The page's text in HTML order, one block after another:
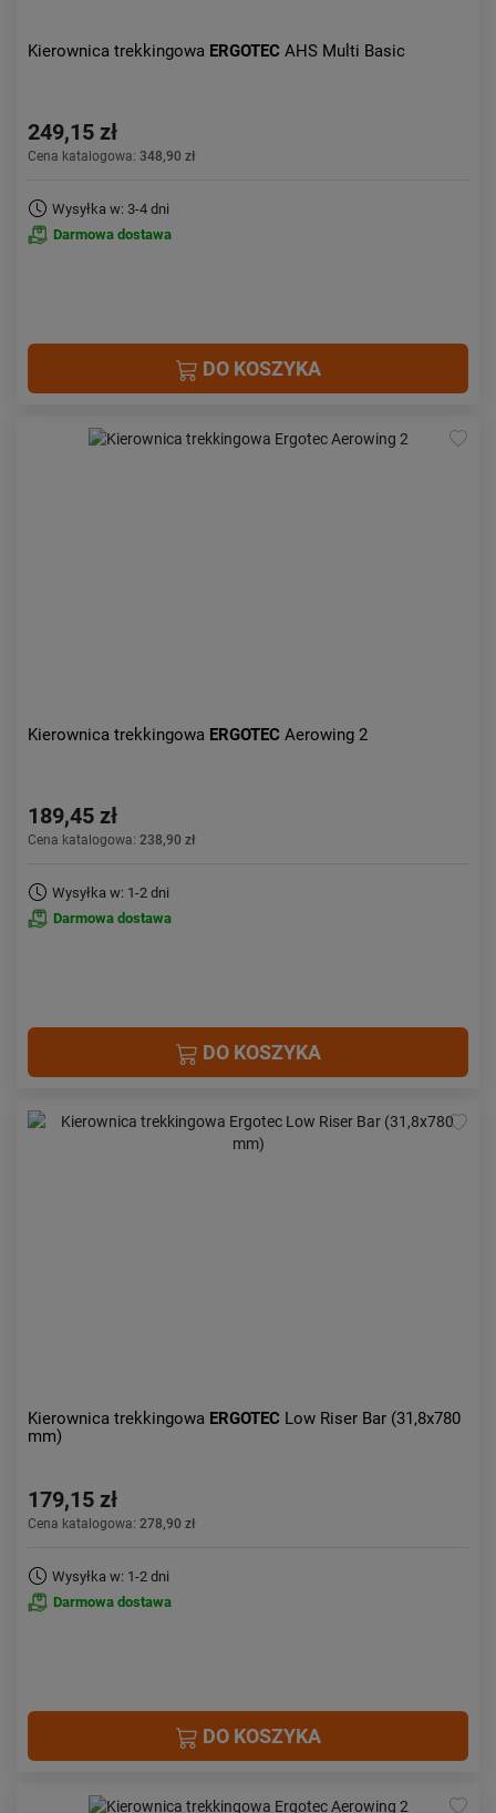
Kierownica trekkingowa ERGOTEC AHS Multi Basic
249,15 zł
Cena katalogowa: 348,90 zł
Wysyłka w: 3-4 dni
Darmowa dostawa
DO KOSZYKA
Kierownica trekkingowa ERGOTEC Aerowing 2
189,45 zł
Cena katalogowa: 238,90 zł
Wysyłka w: 1-2 dni
Darmowa dostawa
DO KOSZYKA
Kierownica trekkingowa ERGOTEC Low Riser Bar (31,8x780
mm)
179,15 zł
Cena katalogowa: 278,90 zł
Wysyłka w: 1-2 dni
Darmowa dostawa
DO KOSZYKA